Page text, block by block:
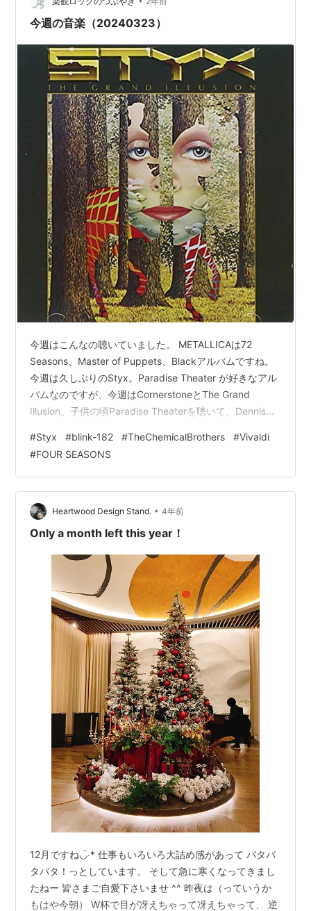
が心地よい。 飲み口はふわっと軽く後口すっきり。 微
今週の音楽（20240323）
今週はこんなの聴いていました。 METALLICAは72
Seasons、Master of Puppets、Blackアルバムですね。
今週は久しぶりのStyx。Paradise Theater が好きなアル
バムなのですが、今週はCornerstoneとThe Grand
Illusion。子供の頃Paradise Theaterを聴いて、Dennis
のを思い出しました。 そして、New York Phillharmonic
入っていますが、ビバルディの四季を聴いてたかな。こ
こんところクラシック音楽をよく流しています。特にノ
リの良いやつ。…
#Styx #blink-182 #TheChemicalBrothers #Vivaldi
#FOUR SEASONS
Heartwood Design Stand. • 4年前
Only a month left this year！
12月ですね◡̈‧* 仕事もいろいろ大詰め感があって バタバ
タバタ！っとしています。 そして急に寒くなってきまし
たねー 皆さまご自愛下さいませ ^^ 昨夜は（っていうか
もはや今朝） W杯で目が冴えちゃって冴えちゃって、 逆